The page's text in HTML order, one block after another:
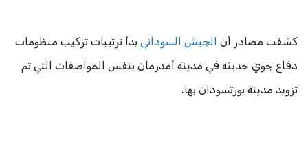
كشفت مصادر أن الجيش السوداني بدأ ترتيبات تركيب منظومات
دفاع جوي حديثة في مدينة أمدرمان بنفس المواصفات التي تم
تزويد مدينة بورتسودان بها.